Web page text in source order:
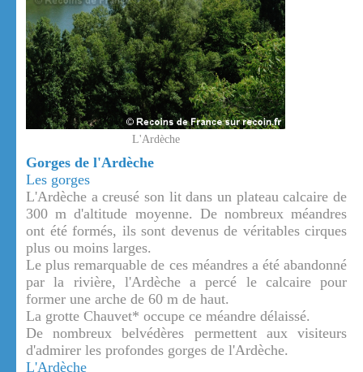
L'Ardèche
Gorges de l'Ardèche
Les gorges
L'Ardèche a creusé son lit dans un plateau calcaire de
300 m d'altitude moyenne. De nombreux méandres
ont été formés, ils sont devenus de véritables cirques
plus ou moins larges.
Le plus remarquable de ces méandres a été abandonné
par la rivière, l'Ardèche a percé le calcaire pour
former une arche de 60 m de haut.
La grotte Chauvet* occupe ce méandre délaissé.
De nombreux belvédères permettent aux visiteurs
d'admirer les profondes gorges de l'Ardèche.
L'Ardèche